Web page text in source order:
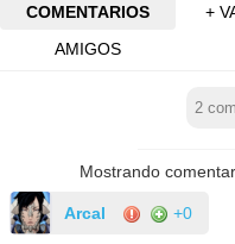
COMENTARIOS
+
AMIGOS
2 com.
Mostrando
Arcal +0